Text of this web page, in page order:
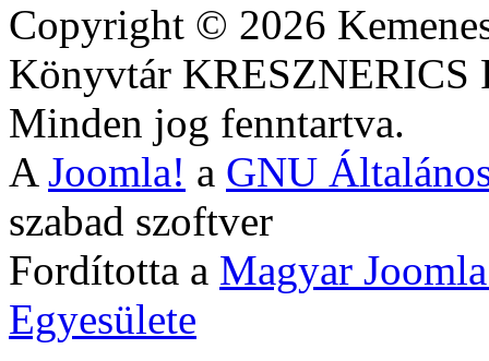
Copyright © 2026
Könyvtár
Minden jog fenntartva.
A Joomla! a GNU
szabad szoftver
Fordította a Magyar
Egyesülete